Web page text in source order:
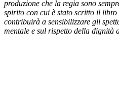
produzione che la regia sono
spirito con cui è stato scritto il libro
contribuirà a sensibilizzare gli
mentale e sul rispetto della dignità